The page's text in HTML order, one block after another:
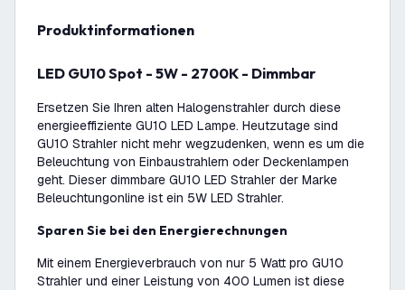
Produktinformationen
LED GU10 Spot - 5W - 2700K - Dimmbar
Ersetzen Sie Ihren alten Halogenstrahler durch diese
energieeffiziente GU10 LED Lampe. Heutzutage sind
GU10 Strahler nicht mehr wegzudenken, wenn es um die
Beleuchtung von Einbaustrahlern oder Deckenlampen
geht. Dieser dimmbare GU10 LED Strahler der Marke
Beleuchtungonline ist ein 5W LED Strahler.
Sparen Sie bei den Energierechnungen
Mit einem Energieverbrauch von nur 5 Watt pro GU10
Strahler und einer Leistung von 400 Lumen ist diese